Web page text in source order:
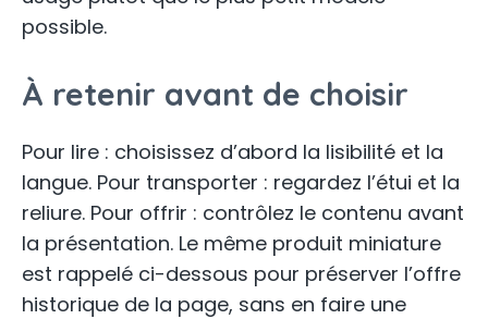
possible.
À retenir avant de choisir
Pour lire : choisissez d’abord la lisibilité et la
langue. Pour transporter : regardez l’étui et la
reliure. Pour offrir : contrôlez le contenu avant
la présentation. Le même produit miniature
est rappelé ci-dessous pour préserver l’offre
historique de la page, sans en faire une